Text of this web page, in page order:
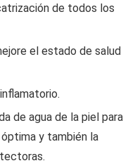
de todos los
el estado de salud
de agua de la piel para
y también la